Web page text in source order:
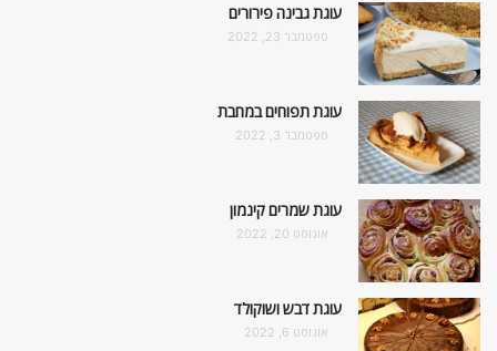
עוגת גבינה פירורים
ספטמבר 23, 2022
עוגת תפוחים במחבת
ספטמבר 3, 2022
עוגת שמרים קינמון
אוגוסט 20, 2022
עוגת דבש ושוקולד
אוגוסט 6, 2022